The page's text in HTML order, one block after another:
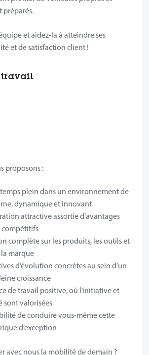
préparés.
et aidez-la à atteindre ses
et de satisfaction client !
travail
proposons :
plein dans un environnement de
dynamique et innovant
attractive assortie d’avantages
compétitifs
complète sur les produits, les outils et
marque
d’évolution concrètes au sein d’un
croissance
de travail positive, où l’initiative et
sont valorisées
de conduire vous-même cette
d’exception
avec nous la mobilité de demain ?